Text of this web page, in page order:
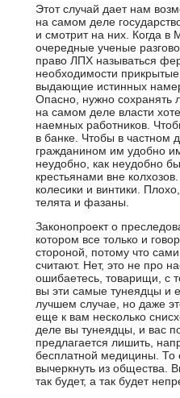
Этот случай дает нам
на самом деле
и смотрит на них. Когда в
очередные ученые
право ЛПХ называться
необходимости
выдающие истинных
Опасно, нужно сохранять
на самом деле власти
наемных работников.
в банке. Чтобы в частном
гражданином им удобно
неудобно, как неудобно
крестьянами вне
колесики и винтики.
телята и фазаны.
Законопроект о
котором все только и
стороной, потому что
считают. Нет, это не про
ошибаетесь, товарищи, с
вы эти самые тунеядцы и
лучшем случае, но даже
еще к вам несколько
деле вы тунеядцы, и вас
предлагается лишить,
бесплатной медицины. То
вычеркнуть из общества.
так будет, а так будет